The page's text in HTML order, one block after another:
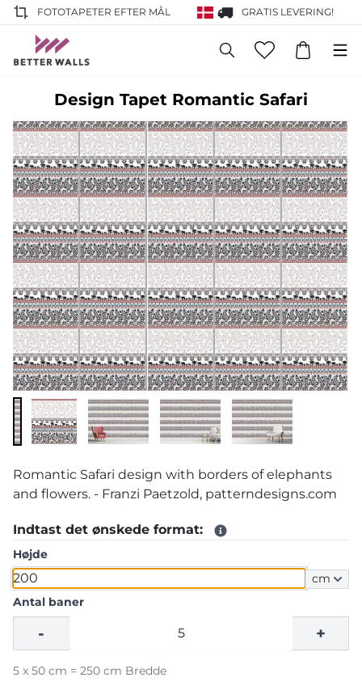
FOTOTAPETER EFTER MÅL GRATIS LEVERING!
Design Tapet Romantic Safari
Romantic Safari design with borders of elephants
and flowers. - Franzi Paetzold, patterndesigns.com
Indtast det ønskede format:
Højde
cm
Antal baner
- +
5 x 50 cm = 250 cm Bredde